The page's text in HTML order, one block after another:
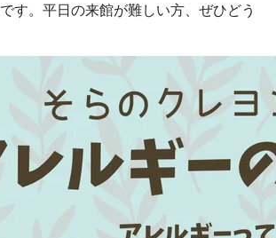
す。平日の来館が難しい方、ぜひどう